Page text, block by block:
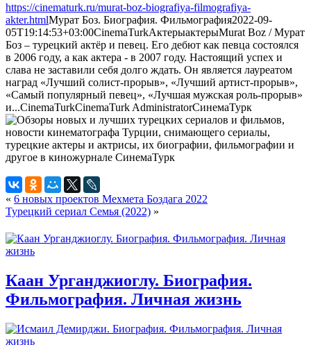
https://cinematurk.ru/murat-boz-biografiya-filmografiya-
akter.htmlМурат Боз. Биография. Фильмография2022-09-
05T19:14:53+03:00CinemaTurkАктерыактерыMurat Boz / Мурат
Боз – турецкий актёр и певец. Его дебют как певца состоялся
в 2006 году, а как актера - в 2007 году. Настоящий успех и
слава не заставили себя долго ждать. Он является лауреатом
наград «Лучший солист-прорыв», «Лучший артист-прорыв»,
«Самый популярный певец», «Лучшая мужская роль-прорыв»
и...CinemaTurkCinemaTurk AdministratorСинемаТурк
« 6 новых проектов Мехмета Боздага 2022
Турецкий сериал Семья (2022) »
Каан Урганджиоглу. Биография.
Фильмография. Личная жизнь